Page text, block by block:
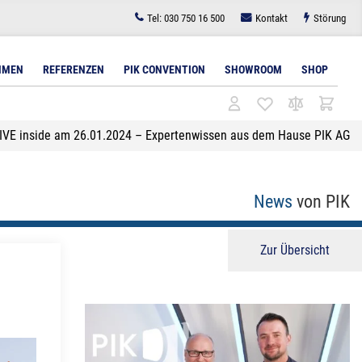
Tel: 030 750 16 500 Kontakt Störung
REFERENZEN PIK CONVENTION SHOWROOM SHOP
Videokonferenzen
inside am 26.01.2024 – Expertenwissen aus dem Hause PIK AG
News von PIK
Zur Übersicht